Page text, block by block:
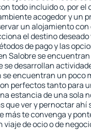
todo incluido o, por el
acogedor y un
un alojamiento
el destino
de pago y las
Salobre se
se desarrollan
encuentran un poco
perfectos tanto para
estancia de una sola
que ver y pernoctar ahí
más te convenga y
de ocio o de